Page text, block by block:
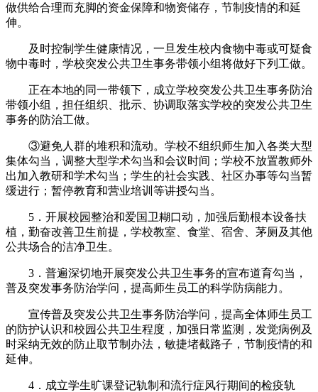
做供给合理而充脚的资金保障和物资储存，节制疫情的和延
伸。
及时控制学生健康情况，一旦发生校内食物中毒或可疑食
物中毒时，学校突发公共卫生事务带领小组将做好下列工做。
正在本地的同一带领下，成立学校突发公共卫生事务防治
带领小组，担任组织、批示、协调取落实学校的突发公共卫生
事务的防治工做。
③避免人群的堆积和流动。学校不组织师生加入各类大型
集体勾当，调整大型学术勾当和会议时间；学校不放置教师外
出加入教研和学术勾当；学生的社会实践、社区办事等勾当暂
缓进行；暂停教育和营业培训等讲授勾当。
5．开展校园整治和爱国卫糊口动，加强后勤根本设备扶
植，勤奋改善卫生前提，学校教室、食堂、宿舍、茅厕及其他
公共场合的洁净卫生。
3．普遍深切地开展突发公共卫生事务的宣布道育勾当，
普及突发事务防治学问，提高师生员工的科学防病能力。
宣传普及突发公共卫生事务防治学问，提高全体师生员工
的防护认识和校园公共卫生程度，加强日常监测，发觉病例及
时采纳无效的防止取节制办法，敏捷堵截路子，节制疫情的和
延伸。
4．成立学生旷课登记轨制和流行症风行期间的检疫轨